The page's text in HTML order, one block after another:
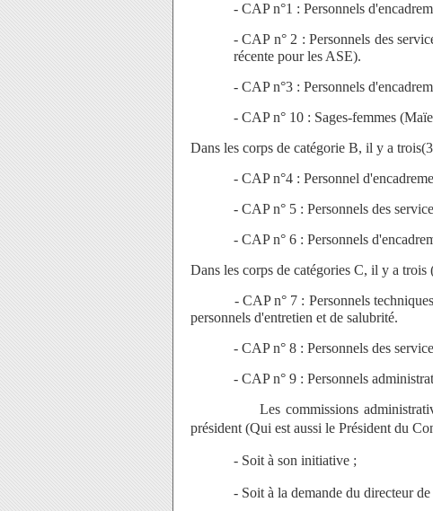
- CAP n°1 : Personnels
- CAP n° 2 : Personnels des
récente pour les ASE).
- CAP n°3 : Personnels
- CAP n° 10 : Sages-femmes
Dans les corps de catégorie B, il y a
- CAP n°4 : Personnel
- CAP n° 5 : Personnels des
- CAP n° 6 : Personnels
Dans les corps de catégories C, il y a trois
- CAP n° 7 : Personnels techniques,
personnels d'entretien et de salubrité.
- CAP n° 8 : Personnels des services
- CAP n° 9 : Personnels
Les commissions administratives
président (Qui est aussi le Président du
- Soit à son initiative ;
- Soit à la demande du directeur de